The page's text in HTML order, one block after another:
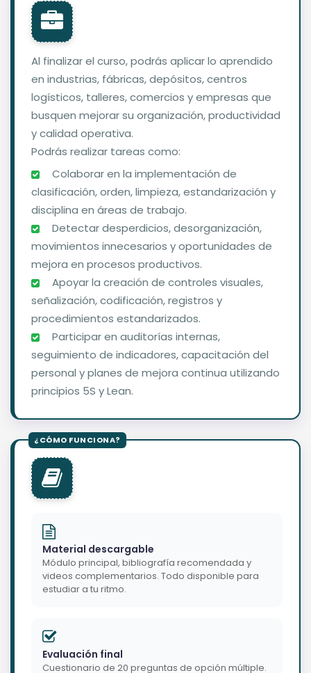
Al finalizar el curso, podrás aplicar lo aprendido
en industrias, fábricas, depósitos, centros
logísticos, talleres, comercios y empresas que
busquen mejorar su organización, productividad
y calidad operativa.
Podrás realizar tareas como:
️ Colaborar en la implementación de
clasificación, orden, limpieza, estandarización y
disciplina en áreas de trabajo.
️ Detectar desperdicios, desorganización,
movimientos innecesarios y oportunidades de
mejora en procesos productivos.
️ Apoyar la creación de controles visuales,
señalización, codificación, registros y
procedimientos estandarizados.
️ Participar en auditorías internas,
seguimiento de indicadores, capacitación del
personal y planes de mejora continua utilizando
principios 5S y Lean.
Material descargable
Módulo principal, bibliografía recomendada y
videos complementarios. Todo disponible para
estudiar a tu ritmo.
Evaluación final
Cuestionario de 20 preguntas de opción múltiple.